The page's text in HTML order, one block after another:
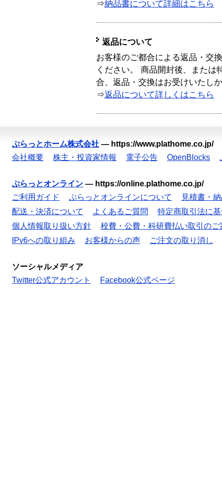
⇒納品書について詳細はこちら
返品について
お客様のご都合による返品・交
ください。 商品開封後、または
合、返品・交換はお受けいたし
⇒返品について詳しくはこちら
ぷらっとホーム株式会社 — https://www.plathome.co.jp/
会社概要
株主・投資家情報 電子公告 OpenBlocks
ぷらっとオンライン — https://online.plathome.co.jp/
ご利用ガイド
ぷらっとオンラインについて
見積書・
配送・決済について
よくあるご質問
特定商取引法に
個人情報取り扱い方針
校費・公費・科研費払い取引のご
IPv6への取り組み
お客様からの声 ご注文の取り消し
ソーシャルメディア
Twitter公式アカウント
Facebook公式ページ